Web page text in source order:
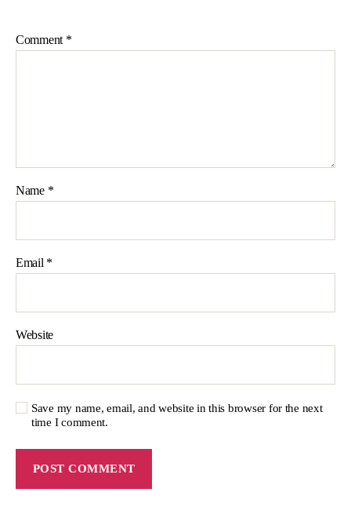
Comment *
Name *
Email *
Website
Save my name, email, and website in this browser for the next
time I comment.